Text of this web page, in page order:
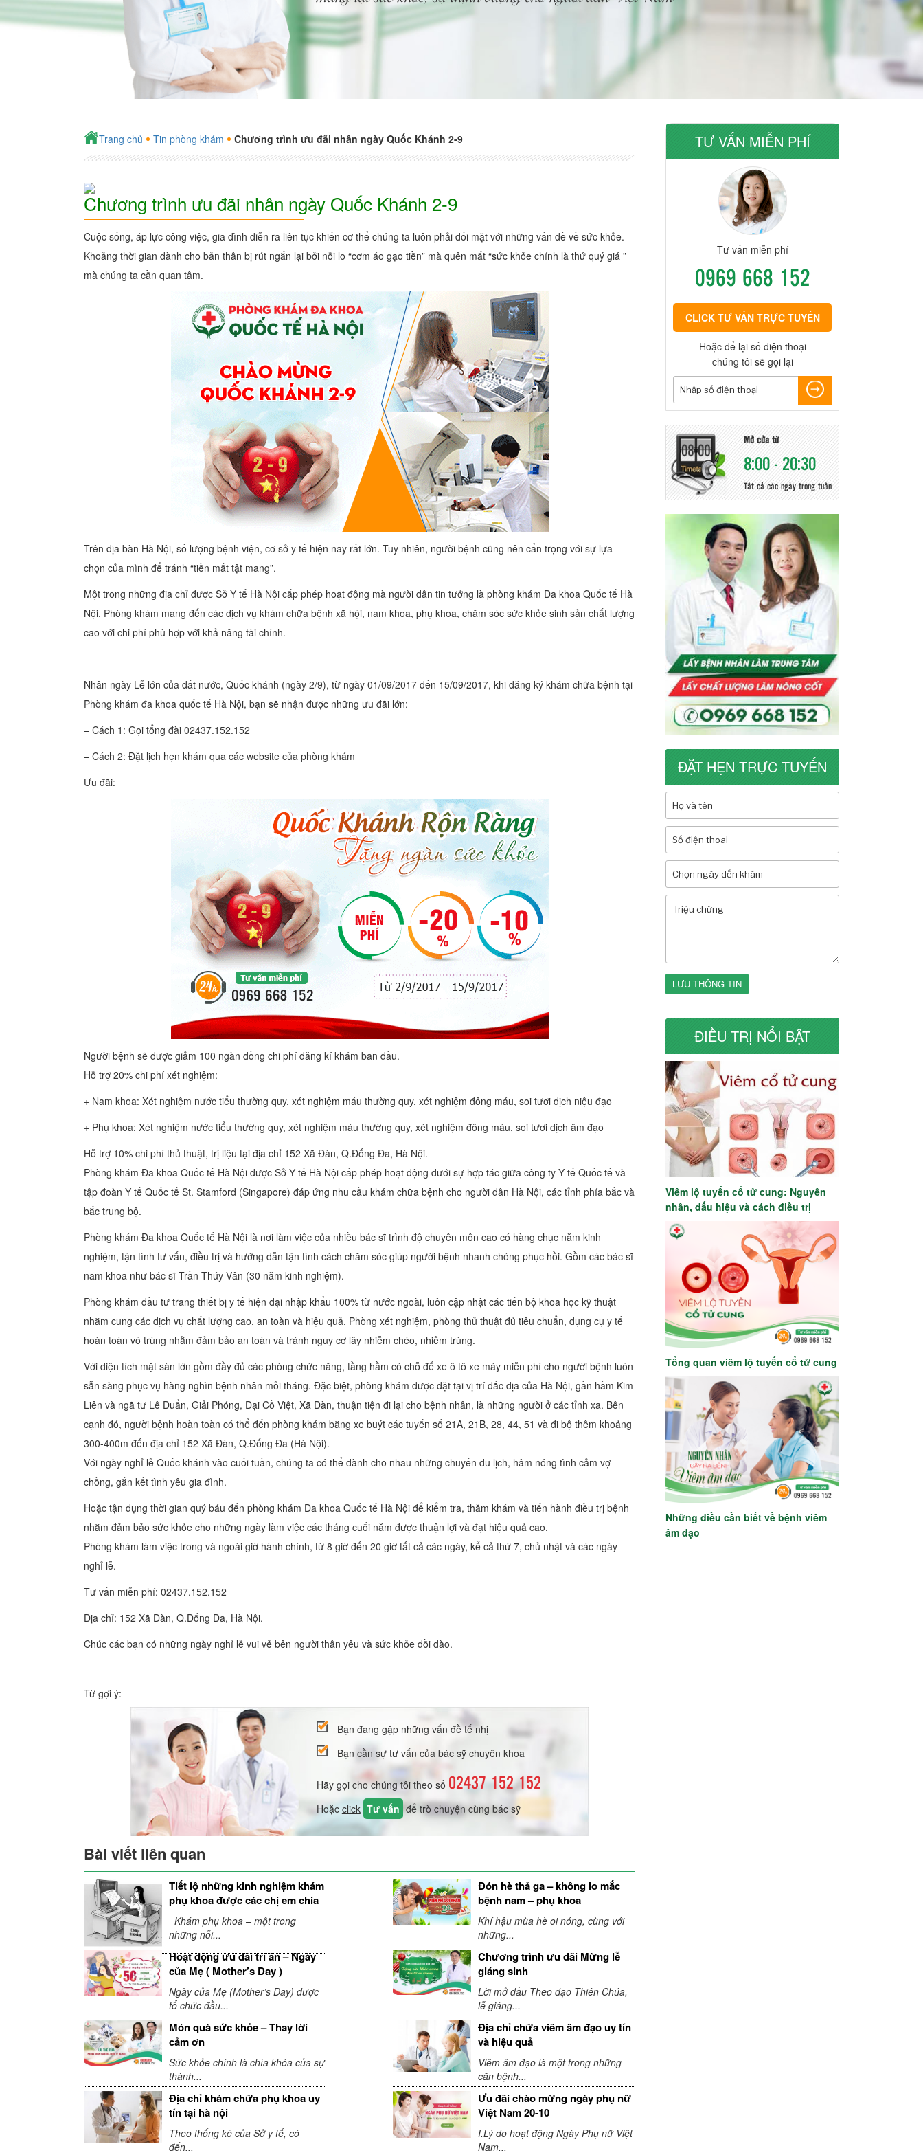
Trang chủ Tin phòng khám Chương trình ưu đãi nhân ngày Quốc Khánh 2-9
Chương trình ưu đãi nhân ngày Quốc Khánh 2-9
Cuộc sống, áp lực công việc, gia đình diễn ra liên tục khiến cơ thể chúng ta luôn phải đối mặt với những vấn đề về sức khỏe.
Khoảng thời gian dành cho bản thân bị rút ngắn lại bởi nỗi lo “cơm áo gạo tiền” mà quên mất “sức khỏe chính là thứ quý giá ”
mà chúng ta cần quan tâm.
Trên địa bàn Hà Nội, số lượng bệnh viện, cơ sở y tế hiện nay rất lớn. Tuy nhiên, người bệnh cũng nên cẩn trọng với sự lựa
chọn của mình để tránh “tiền mất tật mang”.
Một trong những địa chỉ được Sở Y tế Hà Nội cấp phép hoạt động mà người dân tin tưởng là phòng khám Đa khoa Quốc tế Hà
Nội. Phòng khám mang đến các dịch vụ khám chữa bệnh xã hội, nam khoa, phụ khoa, chăm sóc sức khỏe sinh sản chất lượng
cao với chi phí phù hợp với khả năng tài chính.
Nhân ngày Lễ lớn của đất nước, Quốc khánh (ngày 2/9), từ ngày 01/09/2017 đến 15/09/2017, khi đăng ký khám chữa bệnh tại
Phòng khám đa khoa quốc tế Hà Nội, bạn sẽ nhận được những ưu đãi lớn:
– Cách 1: Gọi tổng đài 02437.152.152
– Cách 2: Đặt lịch hẹn khám qua các website của phòng khám
Ưu đãi:
Người bệnh sẽ được giảm 100 ngàn đồng chi phí đăng kí khám ban đầu.
Hỗ trợ 20% chi phí xét nghiệm:
+ Nam khoa: Xét nghiệm nước tiểu thường quy, xét nghiệm máu thường quy, xét nghiệm đông máu, soi tươi dịch niệu đạo
+ Phụ khoa: Xét nghiệm nước tiểu thường quy, xét nghiệm máu thường quy, xét nghiệm đông máu, soi tươi dịch âm đạo
Hỗ trợ 10% chi phí thủ thuật, trị liệu tại địa chỉ 152 Xã Đàn, Q.Đống Đa, Hà Nội.
Phòng khám Đa khoa Quốc tế Hà Nội được Sở Y tế Hà Nội cấp phép hoạt động dưới sự hợp tác giữa công ty Y tế Quốc tế và
tập đoàn Y tế Quốc tế St. Stamford (Singapore) đáp ứng nhu cầu khám chữa bệnh cho người dân Hà Nội, các tỉnh phía bắc và
bắc trung bộ.
Phòng khám Đa khoa Quốc tế Hà Nội là nơi làm việc của nhiều bác sĩ trình độ chuyên môn cao có hàng chục năm kinh
nghiệm, tận tình tư vấn, điều trị và hướng dẫn tận tình cách chăm sóc giúp người bệnh nhanh chóng phục hồi. Gồm các bác sĩ
nam khoa như bác sĩ Trần Thúy Vân (30 năm kinh nghiệm).
Phòng khám đầu tư trang thiết bị y tế hiện đại nhập khẩu 100% từ nước ngoài, luôn cập nhật các tiến bộ khoa học kỹ thuật
nhằm cung các dịch vụ chất lượng cao, an toàn và hiệu quả. Phòng xét nghiệm, phòng thủ thuật đủ tiêu chuẩn, dụng cụ y tế
hoàn toàn vô trùng nhằm đảm bảo an toàn và tránh nguy cơ lây nhiễm chéo, nhiễm trùng.
Với diện tích mặt sàn lớn gồm đầy đủ các phòng chức năng, tầng hầm có chỗ để xe ô tô xe máy miễn phí cho người bệnh luôn
sẵn sàng phục vụ hàng nghìn bệnh nhân mỗi tháng. Đặc biệt, phòng khám được đặt tại vị trí đắc địa của Hà Nội, gần hầm Kim
Liên và ngã tư Lê Duẩn, Giải Phóng, Đại Cồ Việt, Xã Đàn, thuận tiện đi lại cho bệnh nhân, là những người ở các tỉnh xa. Bên
cạnh đó, người bệnh hoàn toàn có thể đến phòng khám bằng xe buýt các tuyến số 21A, 21B, 28, 44, 51 và đi bộ thêm khoảng
300-400m đến địa chỉ 152 Xã Đàn, Q.Đống Đa (Hà Nội).
Với ngày nghỉ lễ Quốc khánh vào cuối tuần, chúng ta có thể dành cho nhau những chuyến du lịch, hâm nóng tình cảm vợ
chồng, gắn kết tình yêu gia đình.
Hoặc tận dụng thời gian quý báu đến phòng khám Đa khoa Quốc tế Hà Nội để kiểm tra, thăm khám và tiến hành điều trị bệnh
nhằm đảm bảo sức khỏe cho những ngày làm việc các tháng cuối năm được thuận lợi và đạt hiệu quả cao.
Phòng khám làm việc trong và ngoài giờ hành chính, từ 8 giờ đến 20 giờ tất cả các ngày, kể cả thứ 7, chủ nhật và các ngày
nghỉ lễ.
Tư vấn miễn phí: 02437.152.152
Địa chỉ: 152 Xã Đàn, Q.Đống Đa, Hà Nội.
Chúc các bạn có những ngày nghỉ lễ vui vẻ bên người thân yêu và sức khỏe dồi dào.
Từ gợi ý:
Bạn đang gặp những vấn đề tế nhị
Bạn cần sự tư vấn của bác sỹ chuyên khoa
Hãy gọi cho chúng tôi theo số 02437 152 152
Hoặc click Tư vấn để trò chuyện cùng bác sỹ
Bài viết liên quan
Tiết lộ những kinh nghiệm khám
phụ khoa được các chị em chia
sẻ
Khám phụ khoa – một trong
những nỗi...
Đón hè thả ga – không lo mắc
bệnh nam – phụ khoa
Khí hậu mùa hè oi nóng, cùng với
những...
Hoạt động ưu đãi tri ân – Ngày
của Mẹ ( Mother’s Day )
Ngày của Mẹ (Mother’s Day) được
tổ chức đầu...
Chương trình ưu đãi Mừng lễ
giáng sinh
Lời mở đầu Theo đạo Thiên Chúa,
lễ giáng...
Món quà sức khỏe – Thay lời
cảm ơn
Sức khỏe chính là chìa khóa của sự
thành...
Địa chỉ chữa viêm âm đạo uy tín
và hiệu quả
Viêm âm đạo là một trong những
căn bệnh...
Địa chỉ khám chữa phụ khoa uy
tín tại hà nội
Theo thống kê của Sở y tế, có
đến...
Ưu đãi chào mừng ngày phụ nữ
Việt Nam 20-10
I.Lý do hoạt động Ngày Phụ nữ Việt
Nam...
TƯ VẤN MIỄN PHÍ
Tư vấn miễn phí
0969 668 152
CLICK TƯ VẤN TRỰC TUYẾN
Hoặc để lại số điện thoại
chúng tôi sẽ gọi lại
Mở cửa từ
8:00 - 20:30
Tất cả các ngày trong tuần
ĐẶT HẸN TRỰC TUYẾN
LƯU THÔNG TIN
ĐIỀU TRỊ NỔI BẬT
Viêm lộ tuyến cổ tử cung: Nguyên
nhân, dấu hiệu và cách điều trị
Tổng quan viêm lộ tuyến cổ tử cung
Những điều cần biết về bệnh viêm
âm đạo